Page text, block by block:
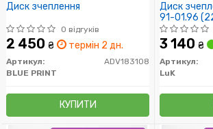
Диск зчеплення
0 відгуків
2 450 ₴ термін 2 дн.
Артикул:
ADV183108
BLUE PRINT
КУПИТИ
Диск
91-01.96
3 140 ₴
Артикул:
LuK